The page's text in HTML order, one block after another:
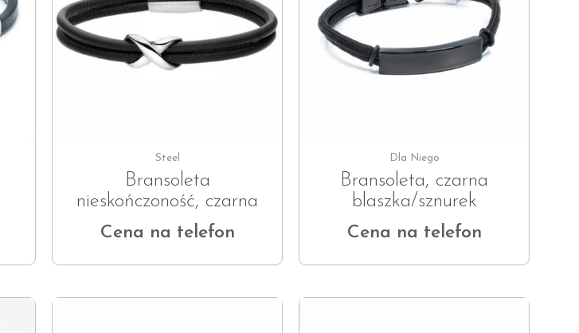
Steel
Bransoleta
nieskończoność, czarna
Cena na telefon
Dla Niego
Bransoleta, czarna
blaszka/sznurek
Cena na telefon